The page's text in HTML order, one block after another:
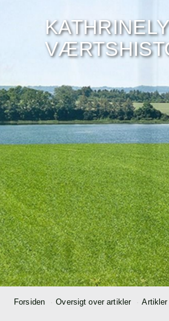
Forsiden Oversigt over artikler